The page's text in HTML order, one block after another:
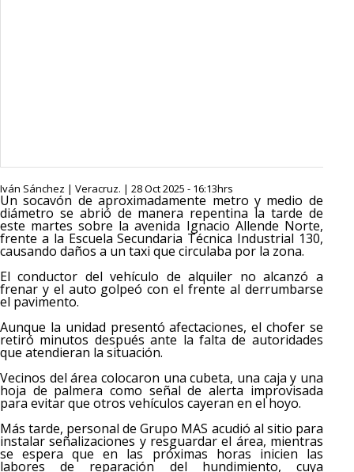
Iván Sánchez | Veracruz. | 28 Oct 2025 - 16:13hrs
Un socavón de aproximadamente metro y medio de
diámetro se abrió de manera repentina la tarde de
este martes sobre la avenida Ignacio Allende Norte,
frente a la Escuela Secundaria Técnica Industrial 130,
causando daños a un taxi que circulaba por la zona.
El conductor del vehículo de alquiler no alcanzó a
frenar y el auto golpeó con el frente al derrumbarse
el pavimento.
Aunque la unidad presentó afectaciones, el chofer se
retiró minutos después ante la falta de autoridades
que atendieran la situación.
Vecinos del área colocaron una cubeta, una caja y una
hoja de palmera como señal de alerta improvisada
para evitar que otros vehículos cayeran en el hoyo.
Más tarde, personal de Grupo MAS acudió al sitio para
instalar señalizaciones y resguardar el área, mientras
se espera que en las próximas horas inicien las
labores de reparación del hundimiento, cuya